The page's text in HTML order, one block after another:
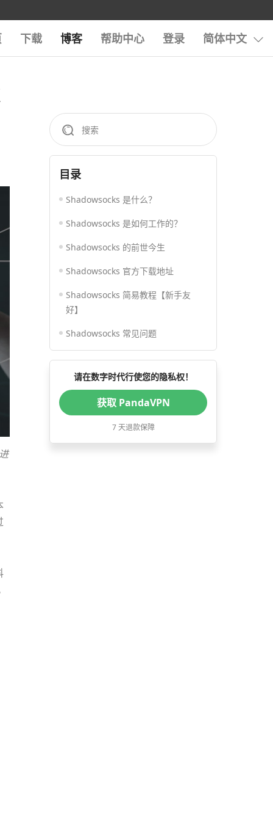
下载 博客 帮助中心 登录 简体中文
目录
Shadowsocks 是什么？
Shadowsocks 是如何工作的？
Shadowsocks 的前世今生
Shadowsocks 官方下载地址
Shadowsocks 简易教程【新手友
好】
Shadowsocks 常见问题
请在数字时代行使您的隐私权！
获取 PandaVPN
7 天退款保障